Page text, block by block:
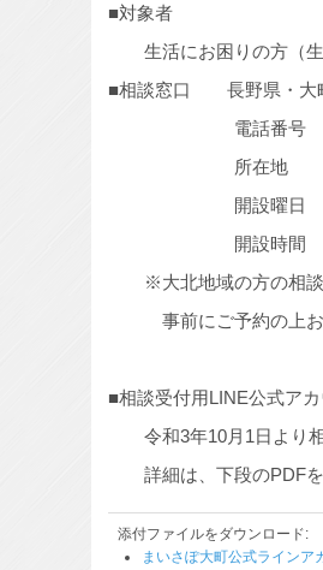
■対象者
生活にお困りの方（生
■相談窓口 長野県・大
電話番号
所在地 大町市大
開設曜日 月～金
開設時間 午前
※大北地域の方の相談
事前にご予約の上お
■相談受付用LINE公式
令和3年10月1日より相
詳細は、下段のPDFを
添付ファイルをダウンロード:
まいさぽ大町公式ラインア